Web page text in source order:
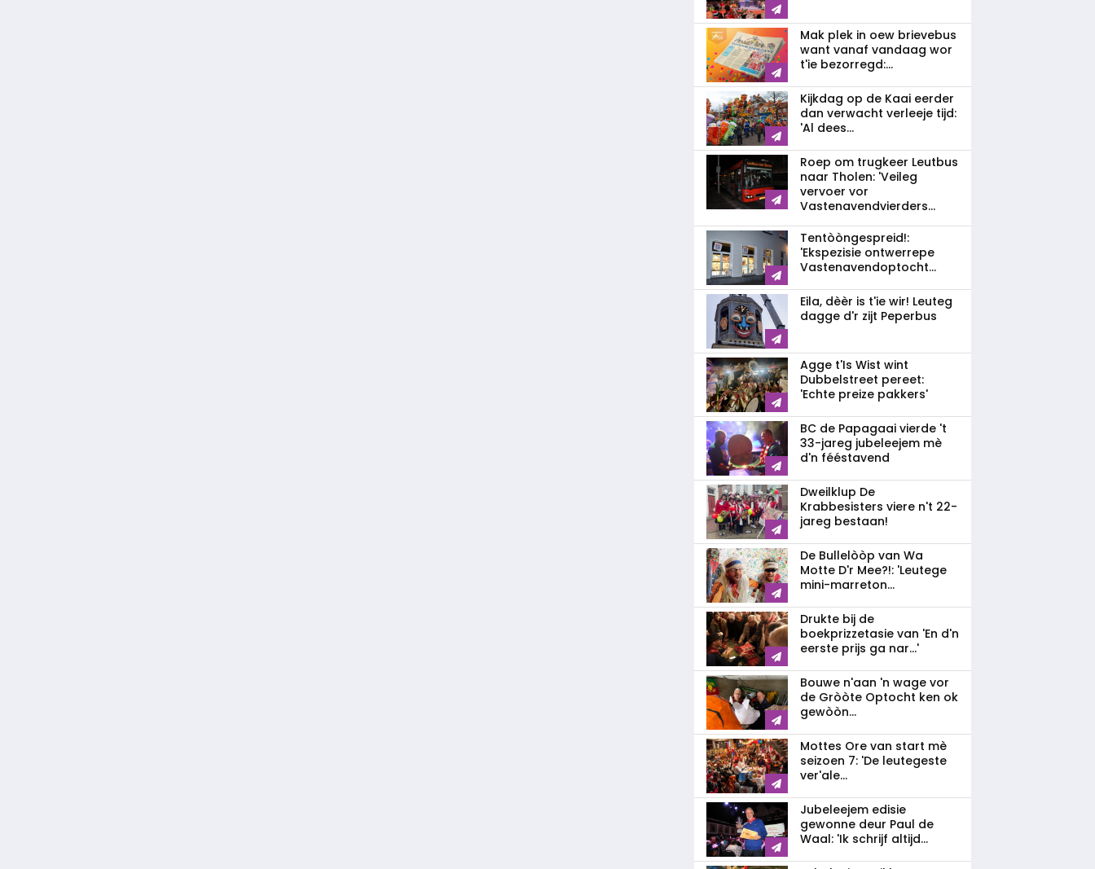
Mak plek in oew brievebus
want vanaf vandaag wor
t'ie bezorregd:...
Kijkdag op de Kaai eerder
dan verwacht verleeje tijd:
'Al dees...
Roep om trugkeer Leutbus
naar Tholen: 'Veileg
vervoer vor
Vastenavendvierders...
Tentòòngespreid!:
'Ekspezisie ontwerrepe
Vastenavendoptocht...
Eila, dèèr is t'ie wir! Leuteg
dagge d'r zijt Peperbus
Agge t'Is Wist wint
Dubbelstreet pereet:
'Echte preize pakkers'
BC de Papagaai vierde 't
33-jareg jubeleejem mè
d'n fééstavend
Dweilklup De
Krabbesisters viere n't 22-
jareg bestaan!
De Bullelòòp van Wa
Motte D'r Mee?!: 'Leutege
mini-marreton...
Drukte bij de
boekprizzetasie van 'En d'n
eerste prijs ga nar...'
Bouwe n'aan 'n wage vor
de Gròòte Optocht ken ok
gewòòn...
Mottes Ore van start mè
seizoen 7: 'De leutegeste
ver'ale...
Jubeleejem edisie
gewonne deur Paul de
Waal: 'Ik schrijf altijd...